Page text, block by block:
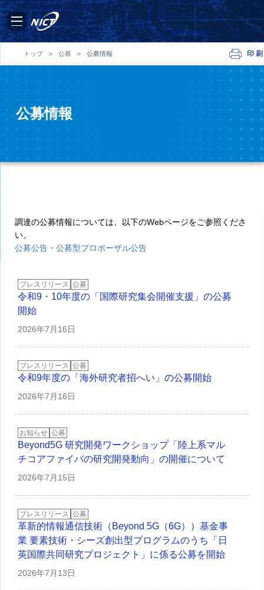
トップ > 公募 > 公募情報 印刷
公募情報
調達の公募情報については、以下のWebページをご参照くださ
い。
公募公告・公募型プロポーザル公告
プレスリリース 公募
令和9・10年度の「国際研究集会開催支援」の公募
開始
2026年7月16日
プレスリリース 公募
令和9年度の「海外研究者招へい」の公募開始
2026年7月16日
お知らせ 公募
Beyond5G 研究開発ワークショップ「陸上系マル
チコアファイバの研究開発動向」の開催について
2026年7月15日
プレスリリース 公募
革新的情報通信技術（Beyond 5G（6G））基金事
業 要素技術・シーズ創出型プログラムのうち「日
英国際共同研究プロジェクト」に係る公募を開始
2026年7月13日